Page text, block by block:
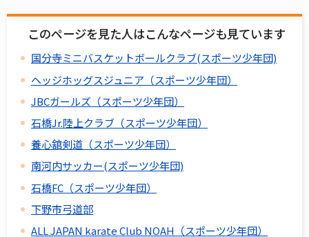
このページを見た人はこんなページも見ています
国分寺ミニバスケットボールクラブ(スポーツ少年団)
ヘッジホッグスジュニア（スポーツ少年団）
JBCガールズ（スポーツ少年団）
石橋Jr.陸上クラブ（スポーツ少年団）
養心舘剣道（スポーツ少年団）
南河内サッカー(スポーツ少年団)
石橋FC（スポーツ少年団）
下野市弓道部
ALL JAPAN karate Club NOAH（スポーツ少年団）